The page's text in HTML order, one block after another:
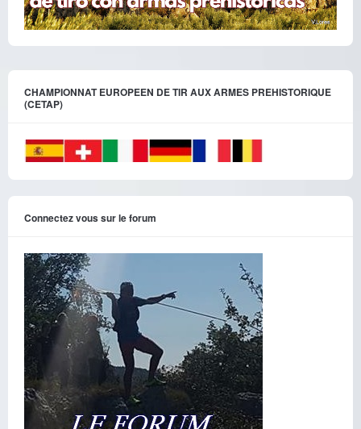
CHAMPIONNAT EUROPEEN DE TIR AUX ARMES PREHISTORIQUE
(CETAP)
Connectez vous sur le forum